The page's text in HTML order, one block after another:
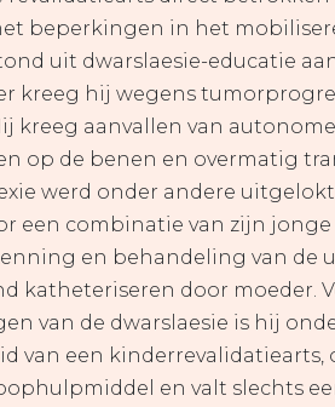
beperkingen in het
uit dwarslaesie-educatie
kreeg hij wegens
kreeg aanvallen van
op de benen en overmatig
werd onder andere
een combinatie van zijn
en behandeling van de
katheteriseren door moeder.
van de dwarslaesie is hij
van een
en valt slechts